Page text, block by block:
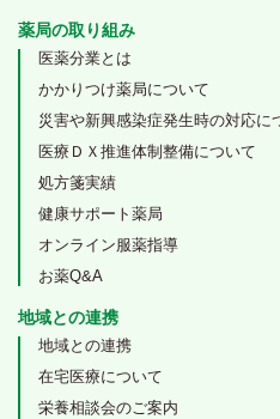
薬局の取り組み
医薬分業とは
かかりつけ薬局について
災害や新興感染症発生時の対応に
医療ＤＸ推進体制整備について
処方箋実績
健康サポート薬局
オンライン服薬指導
お薬Q&A
地域との連携
地域との連携
在宅医療について
栄養相談会のご案内